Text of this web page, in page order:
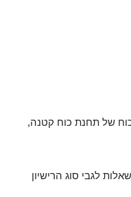
כוח של תחנת כוח קטנה,
לגבי סוג הרישיון